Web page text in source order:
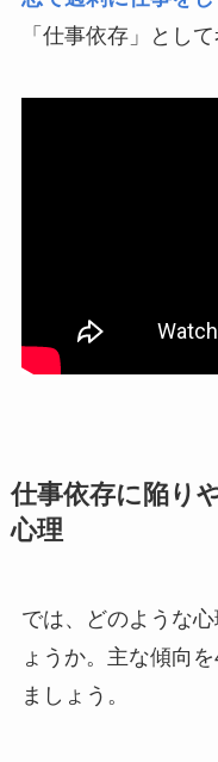
「仕事依存」とし
仕事依存に陥り
心理
では、どのような
ょうか。主な傾向
ましょう。